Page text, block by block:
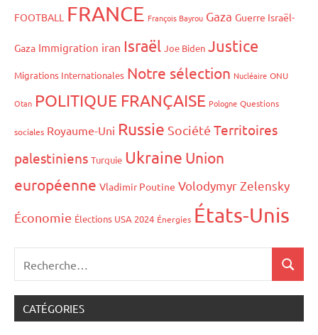
FOOTBALL FRANCE François Bayrou Gaza Guerre Israël-
Gaza Immigration iran Israël Joe Biden Justice
Migrations Internationales Notre sélection Nucléaire ONU
Otan POLITIQUE FRANÇAISE Pologne Questions
sociales Royaume-Uni Russie Société Territoires
palestiniens Turquie Ukraine Union
européenne Vladimir Poutine Volodymyr Zelensky
Économie Élections USA 2024 Énergies États-Unis
CATÉGORIES